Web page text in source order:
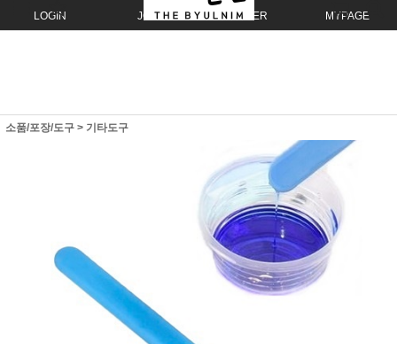
LOGIN JOIN ORDER MYPAGE
소품/포장/도구 > 기타도구